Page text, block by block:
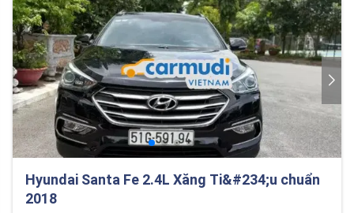
Hyundai Santa Fe 2.4L Xăng Ti&#234;u chuẩn
2018